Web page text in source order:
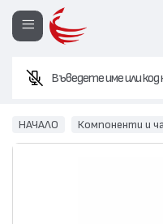
Въведете име или код
НАЧАЛО Компоненти и